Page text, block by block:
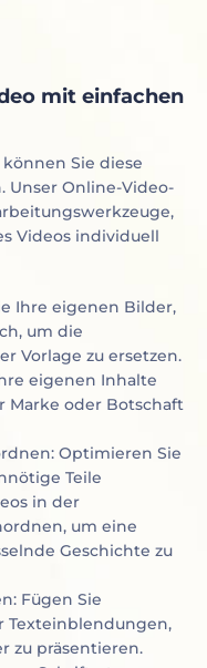
mit einfachen
Sie diese
Unser Online-Video-
Videos individuell
Ihre eigenen Bilder,
um die
Vorlage zu ersetzen.
eigenen Inhalte
Marke oder Botschaft
Optimieren Sie
Teile
in der
um eine
Geschichte zu
Fügen Sie
Texteinblendungen,
zu präsentieren.